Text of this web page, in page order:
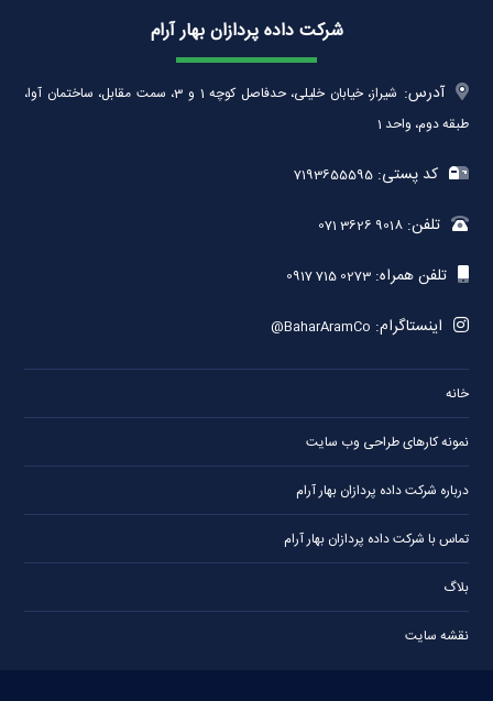
شرکت داده پردازان بهار آرام
آدرس:
شیراز، خیابان خلیلی، حدفاصل کوچه 1 و 3، سمت مقابل، ساختمان آوا،
طبقه دوم، واحد 1
کد پستی:7193655595
تلفن:071 3626 9018
تلفن همراه:0917 715 0273
اینستاگرام: @BaharAramCo
خانه
نمونه کارهای طراحی وب سایت
درباره شرکت داده پردازان بهار آرام
تماس با شرکت داده پردازان بهار آرام
بلاگ
نقشه سایت